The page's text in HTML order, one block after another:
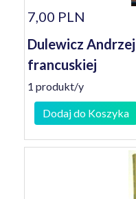
7,00 PLN
Dulewicz
francuskiej
1 produkt/y
Dodaj do Koszyka